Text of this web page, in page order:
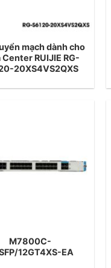
mạch dành cho
Center RUIJIE RG-
20XS4VS2QXS
M7800C-
12GT4XS-EA